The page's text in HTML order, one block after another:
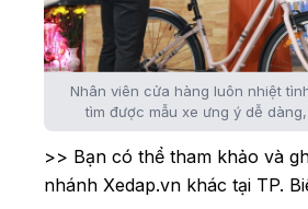
Nhân viên cửa hàng luôn nhiệt
tìm được mẫu xe ưng ý dễ
>> Bạn có thể tham khảo và
nhánh Xedap.vn khác tại TP.